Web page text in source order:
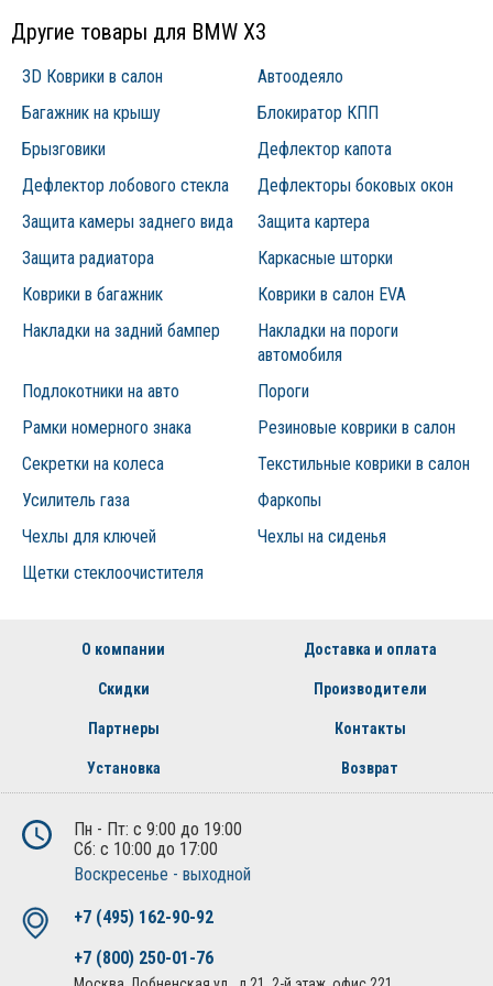
Простота и оперативность монтажа;
шлифования, что гарантирует четкость рисунка и
привлекательность продукции.
Другие товары для BMW X3
3D Коврики в салон
Автоодеяло
Багажник на крышу
Блокиратор КПП
Брызговики
Дефлектор капота
Дефлектор лобового стекла
Дефлекторы боковых окон
Защита камеры заднего вида
Защита картера
Защита радиатора
Каркасные шторки
Коврики в багажник
Коврики в салон EVA
Накладки на задний бампер
Накладки на пороги
автомобиля
Подлокотники на авто
Пороги
Рамки номерного знака
Резиновые коврики в салон
Секретки на колеса
Текстильные коврики в салон
Усилитель газа
Фаркопы
Чехлы для ключей
Чехлы на сиденья
Щетки стеклоочистителя
О компании Доставка и оплата
Скидки Производители
Партнеры Контакты
Установка Возврат
Пн - Пт: с 9:00 до 19:00
Сб: с 10:00 до 17:00
Воскресенье - выходной
+7 (495) 162-90-92
+7 (800) 250-01-76